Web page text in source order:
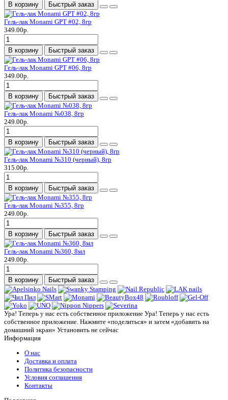
В корзину Быстрый заказ
Гель-лак Monami GPT #02, 8гр
349.00р.
В корзину Быстрый заказ
Гель-лак Monami GPT #06, 8гр
349.00р.
В корзину Быстрый заказ
Гель-лак Monami №038, 8гр
249.00р.
В корзину Быстрый заказ
Гель-лак Monami №310 (черный), 8гр
315.00р.
В корзину Быстрый заказ
Гель-лак Monami №355, 8гр
249.00р.
В корзину Быстрый заказ
Гель-лак Monami №360, 8мл
249.00р.
В корзину Быстрый заказ
Ура! Теперь у нас есть собственное приложение Ура! Теперь у нас есть
собственное приложение. Нажмите «поделиться» и затем «добавить на
домашний экран» Установить не сейчас
Информация
О нас
Доставка и оплата
Политика безопасности
Условия соглашения
Контакты